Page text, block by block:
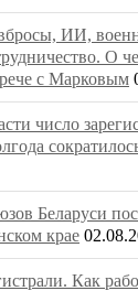
ИИ,
О
с Марковым
число
Беларуси
крае
Как